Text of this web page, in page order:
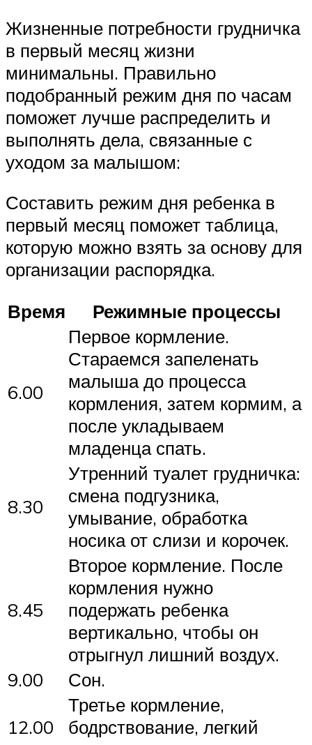
Жизненные потребности грудничка
в первый месяц жизни
минимальны. Правильно
подобранный режим дня по часам
поможет лучше распределить и
выполнять дела, связанные с
уходом за малышом:
Составить режим дня ребенка в
первый месяц поможет таблица,
которую можно взять за основу для
организации распорядка.
Время
Режимные процессы
6.00
Первое кормление.
Стараемся запеленать
малыша до процесса
кормления, затем кормим, а
после укладываем
младенца спать.
8.30
Утренний туалет грудничка:
смена подгузника,
умывание, обработка
носика от слизи и корочек.
8.45
Второе кормление. После
кормления нужно
подержать ребенка
вертикально, чтобы он
отрыгнул лишний воздух.
9.00
Сон.
12.00
Третье кормление,
бодрствование, легкий